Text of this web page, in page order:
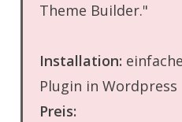
Theme Builder."
Installation:
Plugin in Wordpress
Preis: